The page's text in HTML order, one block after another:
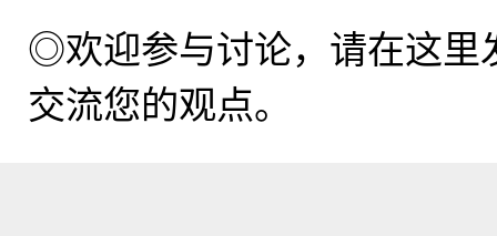
◎欢迎参与讨论，请在这里
交流您的观点。